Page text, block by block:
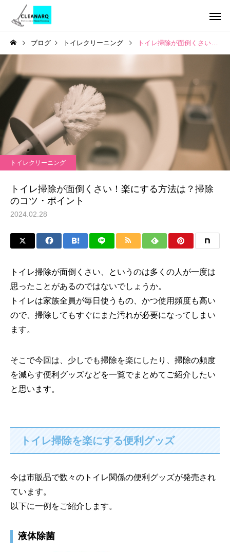
引っ越し前後まるごと
セット
チタンコーテ
レンジフードクリーニ
お掃除テクニック
雑巾が向いていない掃除場
所とは | 間違った水拭きが
汚れを広げる理由と正しい
掃除方法
全般
年1回は必ず掃除した
所リスト10選｜放置す
危険な家の汚れと家庭
ブログ トイレクリーニング トイレ掃除が面倒くさい！楽にする方法は？掃除のコツ・ポイント
トイレクリーニング
トイレ掃除が面倒くさい！楽にする方法は？掃除
のコツ・ポイント
2024.02.28
トイレ掃除が面倒くさい、というのは多くの人が一度は
思ったことがあるのではないでしょうか。
トイレは家族全員が毎日使うもの、かつ使用頻度も高い
ので、掃除してもすぐにまた汚れが必要になってしまい
ます。
そこで今回は、少しでも掃除を楽にしたり、掃除の頻度
を減らす便利グッズなどを一覧でまとめてご紹介したい
と思います。
トイレ掃除を楽にする便利グッズ
今は市販品で数々のトイレ関係の便利グッズが発売され
ています。
以下に一例をご紹介します。
液体除菌